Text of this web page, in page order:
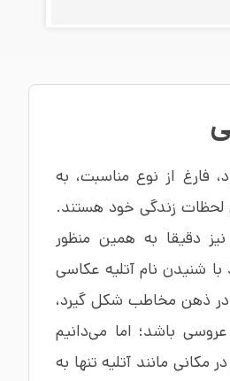
فارغ از نوع مناسبت، به
لحظات زندگی خود هستند.
دقیقا به همین منظور
شنیدن نام آتلیه عکاسی
در ذهن مخاطب شکل گیرد،
باشد؛ اما می‌دانیم
مانند آتلیه تنها به